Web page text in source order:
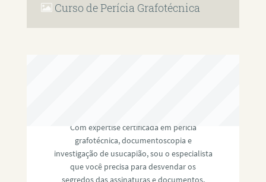
Curso de Perícia Grafotécnica
Com expertise certificada em perícia
grafotécnica, documentoscopia e
investigação de usucapião, sou o especialista
que você precisa para desvendar os
segredos das assinaturas e documentos,